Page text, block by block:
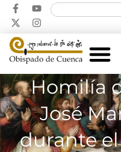
Homilía
José
durante